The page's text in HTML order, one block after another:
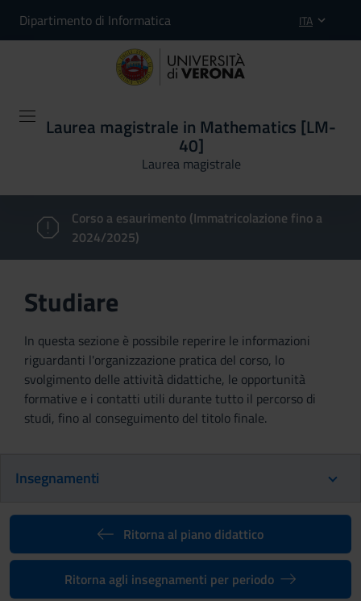
Dipartimento di Informatica ITA
Laurea magistrale in Mathematics [LM-
40]
Laurea magistrale
Corso a esaurimento (Immatricolazione fino a
2024/2025)
Studiare
In questa sezione è possibile reperire le informazioni
riguardanti l'organizzazione pratica del corso, lo
svolgimento delle attività didattiche, le opportunità
formative e i contatti utili durante tutto il percorso di
studi, fino al conseguimento del titolo finale.
Insegnamenti
Ritorna al piano didattico
Ritorna agli insegnamenti per periodo